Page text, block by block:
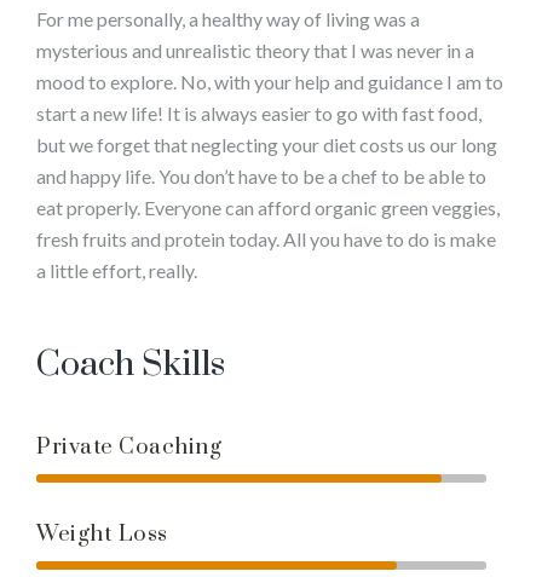
For me personally, a healthy way of living was a
mysterious and unrealistic theory that I was never in a
mood to explore. No, with your help and guidance I am to
start a new life! It is always easier to go with fast food,
but we forget that neglecting your diet costs us our long
and happy life. You don’t have to be a chef to be able to
eat properly. Everyone can afford organic green veggies,
fresh fruits and protein today. All you have to do is make
a little effort, really.
Coach Skills
Private Coaching
Weight Loss